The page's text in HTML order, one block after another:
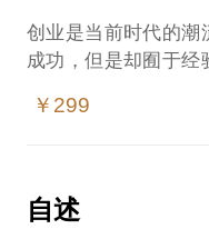
作为一个自媒体人
家等的专栏作者，
往和交流，能够从
认知媒体以及媒体
提供互联网+传媒行
际情况选择适合的发
的客观总结都是干
我对于传媒行业的洞
创业轨迹分析，得
以媒体作为切入口，
创业是当前时代的潮
成功，但是却囿于经
能为你提供一些帮助。
成功孵化超过20个
牌盛宴、生活大家、
￥299
自述